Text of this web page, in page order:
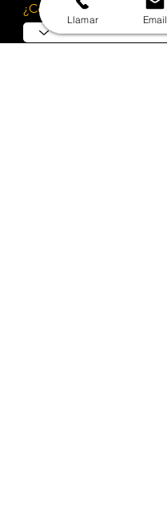
¿Cotizar implementación?
Llamar Email